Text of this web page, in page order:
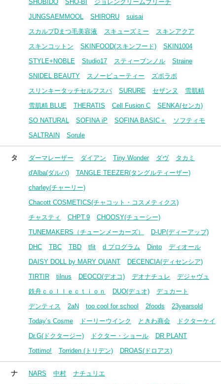
SHOBIDO SHO-BI
ジョレンクリームブリーチ
JUNGSAEMMOOL
SHIRORU
suisai
スカルプDまつ毛美容液
スキューズミー
スキンアクア
スキンコットン
SKINFOOD(スキンフード)
SKIN1004
STYLE+NOBLE
Studio17 スティーブンノル
Straine
SNIDEL BEAUTY
スノービューティー
ズボラボ
スリンキータッチセルフスパ
SURURE セザンヌ
雪肌精
雪肌精 BLUE
THERATIS Cell Fusion C
SENKA(センカ)
SO NATURAL
SOFINA iP SOFINA BASIC＋
ソフティモ
SALTRAIN
Sorule
タ ダーマレーザー ダイアン Tiny Wonder ダヴ
タカミ
d'Alba(ダルバ)
TANGLE TEEZER(タングルティーザー)
charley(チャーリー)
Chacott COSMETICS(チャコット・コスメティクス)
チャスティ
CHPT.9
CHOOSY(チューシー)
TUNEMAKERS（チューンメーカーズ）
D-UP(ディーアップ)
DHC
TBC TBD tfit d プログラム Dinto
ディオール
DAISY DOLL by MARY QUANT
DECENCIA(ディセンシア)
TIRTIR
tilnus DEOCO(デオコ) デオナチュレ
デジャヴュ
鉄舟ｃｏｌｌｅｃｔｉｏｎ
DUO(デュオ)
デュカート
デンティス
2aN too cool for school 2foods
23yearsold
Today’s Cosme
ドーリーウインク ときわ商会
ドクターケイ
Dr.G(ドクタージー)
ドクター・ショール
DR PLANT
Tottimo!
Torriden (トリデン) DROAS(ドロアス)
ナ NARS 中村
ナチュリエ